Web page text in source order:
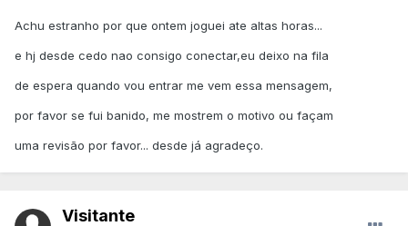
Achu estranho por que ontem joguei ate altas horas...
e hj desde cedo nao consigo conectar,eu deixo na fila
de espera quando vou entrar me vem essa mensagem,
por favor se fui banido, me mostrem o motivo ou façam
uma revisão por favor... desde já agradeço.
Visitante